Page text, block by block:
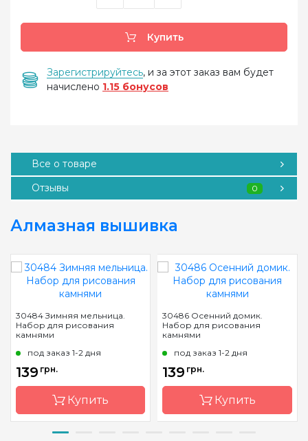
Купить
Зарегистрируйтесь, и за этот заказ вам будет
начислено 1.15 бонусов
Все о товаре
Отзывы
0
Алмазная вышивка
30484 Зимняя мельница.
Набор для рисования
камнями
под заказ 1-2 дня
139 грн.
Купить
30486 Осенний домик.
Набор для рисования
камнями
под заказ 1-2 дня
139 грн.
Купить